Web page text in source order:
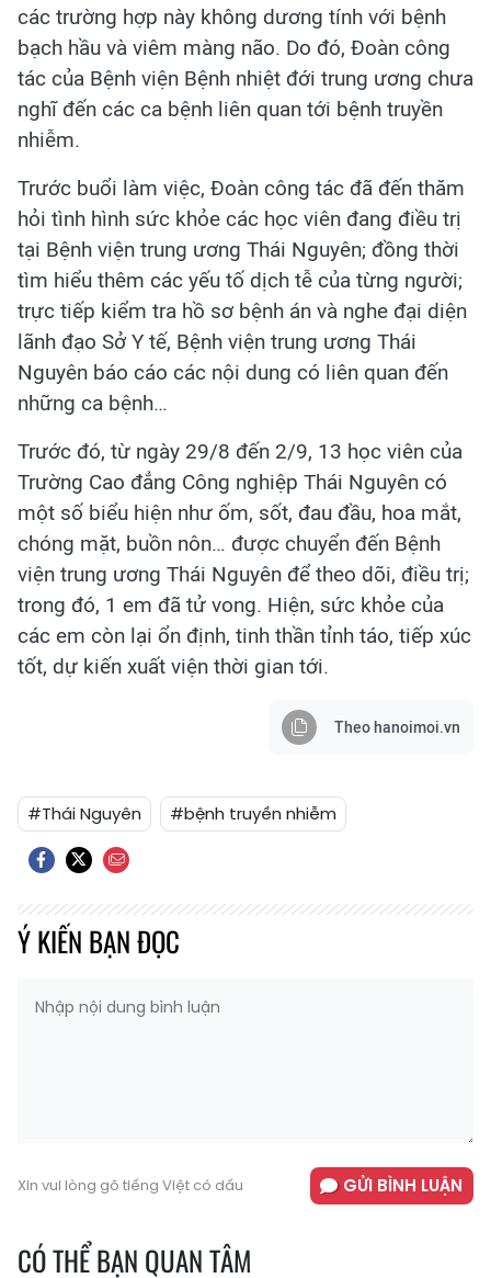
các trường hợp này không dương tính với bệnh
bạch hầu và viêm màng não. Do đó, Đoàn công
tác của Bệnh viện Bệnh nhiệt đới trung ương chưa
nghĩ đến các ca bệnh liên quan tới bệnh truyền
nhiễm.
Trước buổi làm việc, Đoàn công tác đã đến thăm
hỏi tình hình sức khỏe các học viên đang điều trị
tại Bệnh viện trung ương Thái Nguyên; đồng thời
tìm hiểu thêm các yếu tố dịch tễ của từng người;
trực tiếp kiểm tra hồ sơ bệnh án và nghe đại diện
lãnh đạo Sở Y tế, Bệnh viện trung ương Thái
Nguyên báo cáo các nội dung có liên quan đến
những ca bệnh…
Trước đó, từ ngày 29/8 đến 2/9, 13 học viên của
Trường Cao đẳng Công nghiệp Thái Nguyên có
một số biểu hiện như ốm, sốt, đau đầu, hoa mắt,
chóng mặt, buồn nôn… được chuyển đến Bệnh
viện trung ương Thái Nguyên để theo dõi, điều trị;
trong đó, 1 em đã tử vong. Hiện, sức khỏe của
các em còn lại ổn định, tinh thần tỉnh táo, tiếp xúc
tốt, dự kiến xuất viện thời gian tới.
Theo hanoimoi.vn
#Thái Nguyên #bệnh truyền nhiễm
Ý KIẾN BẠN ĐỌC
Xin vui lòng gõ tiếng Việt có dấu GỬI BÌNH LUẬN
CÓ THỂ BẠN QUAN TÂM